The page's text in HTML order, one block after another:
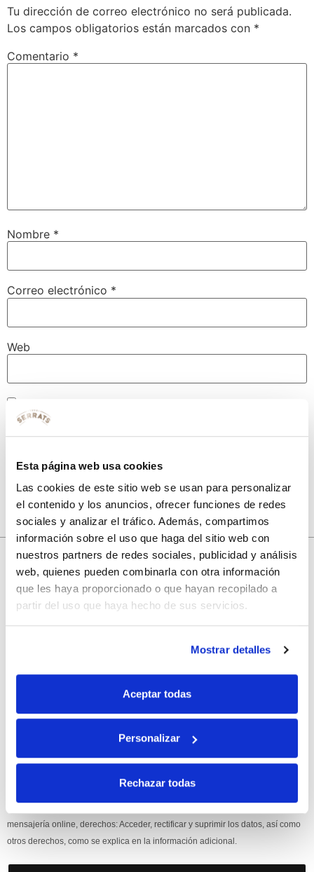
Esta página web usa cookies
Las cookies de este sitio web se usan para personalizar
el contenido y los anuncios, ofrecer funciones de redes
sociales y analizar el tráfico. Además, compartimos
información sobre el uso que haga del sitio web con
nuestros partners de redes sociales, publicidad y análisis
web, quienes pueden combinarla con otra información
que les haya proporcionado o que hayan recopilado a
partir del uso que haya hecho de sus servicios.
Mostrar detalles
Aceptar todas
Personalizar
Rechazar todas
Tu dirección de correo electrónico no será publicada.
Los campos obligatorios están marcados con *
Comentario *
Nombre *
Correo electrónico *
Web
Guarda mi nombre, correo electrónico y web en este
navegador para la próxima vez que comente.
10% de descuento
con tu primera compra.
a nuestra newsletter para recibir nuestrasofertas
Si, he leído y acepto la política de protección de datos.
mensajería online, derechos: Acceder, rectificar y suprimir los datos, así como
otros derechos, como se explica en la información adicional.